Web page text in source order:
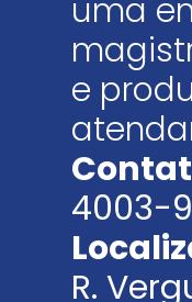
uma
e
4003-
R.